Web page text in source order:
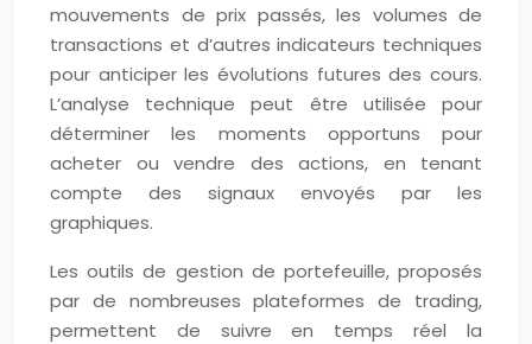
mouvements de prix passés, les volumes de
transactions et d’autres indicateurs techniques
pour anticiper les évolutions futures des cours.
L’analyse technique peut être utilisée pour
déterminer les moments opportuns pour
acheter ou vendre des actions, en tenant
compte des signaux envoyés par les
graphiques.
Les outils de gestion de portefeuille, proposés
par de nombreuses plateformes de trading,
permettent de suivre en temps réel la